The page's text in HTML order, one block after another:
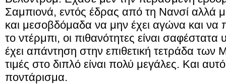
Σαμπιονά, εντός έδρας από τη Νανσί αλλά
και μεσοβδόμαδα να μην έχει αγώνα και να
το ντέρμπι, οι πιθανότητες είναι
έχει απάντηση στην επιθετική τετράδα των
τιμές στο διπλό είναι πολύ μεγάλες. Και
ποντάρισμα.